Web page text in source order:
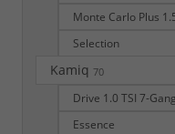
Monte Carlo Plus
Selection
Kamiq 70
Drive 1.0 TSI 7-
Essence